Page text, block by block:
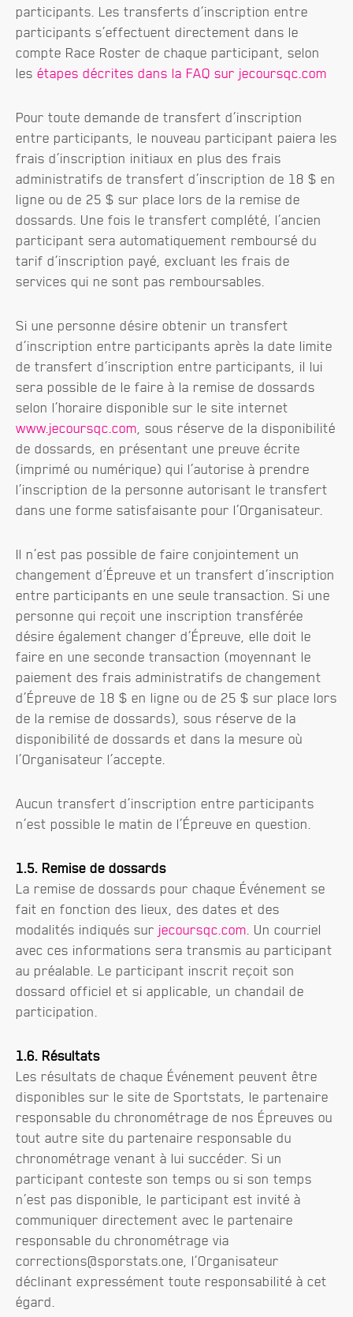
participants. Les transferts d’inscription entre
participants s’effectuent directement dans le
compte Race Roster de chaque participant, selon
les étapes décrites dans la FAQ sur jecoursqc.com
Pour toute demande de transfert d’inscription
entre participants, le nouveau participant paiera les
frais d’inscription initiaux en plus des frais
administratifs de transfert d’inscription de 18 $ en
ligne ou de 25 $ sur place lors de la remise de
dossards. Une fois le transfert complété, l’ancien
participant sera automatiquement remboursé du
tarif d’inscription payé, excluant les frais de
services qui ne sont pas remboursables.
Si une personne désire obtenir un transfert
d’inscription entre participants après la date limite
de transfert d’inscription entre participants, il lui
sera possible de le faire à la remise de dossards
selon l’horaire disponible sur le site internet
www.jecoursqc.com , sous réserve de la disponibilité
de dossards, en présentant une preuve écrite
(imprimé ou numérique) qui l’autorise à prendre
l’inscription de la personne autorisant le transfert
dans une forme satisfaisante pour l’Organisateur.
Il n’est pas possible de faire conjointement un
changement d’Épreuve et un transfert d’inscription
entre participants en une seule transaction. Si une
personne qui reçoit une inscription transférée
désire également changer d’Épreuve, elle doit le
faire en une seconde transaction (moyennant le
paiement des frais administratifs de changement
d’Épreuve de 18 $ en ligne ou de 25 $ sur place lors
de la remise de dossards), sous réserve de la
disponibilité de dossards et dans la mesure où
l’Organisateur l’accepte.
Aucun transfert d’inscription entre participants
n’est possible le matin de l’Épreuve en question.
1.5. Remise de dossards
La remise de dossards pour chaque Événement se
fait en fonction des lieux, des dates et des
modalités indiqués sur jecoursqc.com . Un courriel
avec ces informations sera transmis au participant
au préalable. Le participant inscrit reçoit son
dossard officiel et si applicable, un chandail de
participation.
1.6. Résultats
Les résultats de chaque Événement peuvent être
disponibles sur le site de Sportstats, le partenaire
responsable du chronométrage de nos Épreuves ou
tout autre site du partenaire responsable du
chronométrage venant à lui succéder. Si un
participant conteste son temps ou si son temps
n’est pas disponible, le participant est invité à
communiquer directement avec le partenaire
responsable du chronométrage via
corrections@sporstats.one, l’Organisateur
déclinant expressément toute responsabilité à cet
égard.